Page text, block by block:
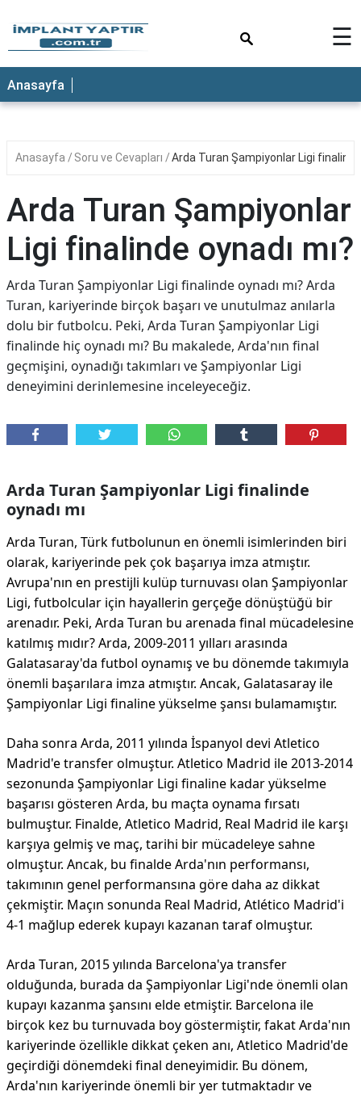
☰
Anasayfa
Anasayfa Soru ve Cevapları Arda Turan Şampiyonlar Ligi finalinde
Arda Turan Şampiyonlar
Ligi finalinde oynadı mı?
Arda Turan Şampiyonlar Ligi finalinde oynadı mı? Arda
Turan, kariyerinde birçok başarı ve unutulmaz anılarla
dolu bir futbolcu. Peki, Arda Turan Şampiyonlar Ligi
finalinde hiç oynadı mı? Bu makalede, Arda'nın final
geçmişini, oynadığı takımları ve Şampiyonlar Ligi
deneyimini derinlemesine inceleyeceğiz.
Arda Turan Şampiyonlar Ligi finalinde
oynadı mı
Arda Turan, Türk futbolunun en önemli isimlerinden biri
olarak, kariyerinde pek çok başarıya imza atmıştır.
Avrupa'nın en prestijli kulüp turnuvası olan Şampiyonlar
Ligi, futbolcular için hayallerin gerçeğe dönüştüğü bir
arenadır. Peki, Arda Turan bu arenada final mücadelesine
katılmış mıdır? Arda, 2009-2011 yılları arasında
Galatasaray'da futbol oynamış ve bu dönemde takımıyla
önemli başarılara imza atmıştır. Ancak, Galatasaray ile
Şampiyonlar Ligi finaline yükselme şansı bulamamıştır.
Daha sonra Arda, 2011 yılında İspanyol devi Atletico
Madrid'e transfer olmuştur. Atletico Madrid ile 2013-2014
sezonunda Şampiyonlar Ligi finaline kadar yükselme
başarısı gösteren Arda, bu maçta oynama fırsatı
bulmuştur. Finalde, Atletico Madrid, Real Madrid ile karşı
karşıya gelmiş ve maç, tarihi bir mücadeleye sahne
olmuştur. Ancak, bu finalde Arda'nın performansı,
takımının genel performansına göre daha az dikkat
çekmiştir. Maçın sonunda Real Madrid, Atlético Madrid'i
4-1 mağlup ederek kupayı kazanan taraf olmuştur.
Arda Turan, 2015 yılında Barcelona'ya transfer
olduğunda, burada da Şampiyonlar Ligi'nde önemli olan
kupayı kazanma şansını elde etmiştir. Barcelona ile
birçok kez bu turnuvada boy göstermiştir, fakat Arda'nın
kariyerinde özellikle dikkat çeken anı, Atletico Madrid'de
geçirdiği dönemdeki final deneyimidir. Bu dönem,
Arda'nın kariyerinde önemli bir yer tutmaktadır ve